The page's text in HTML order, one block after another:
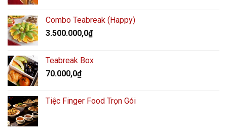
Combo Teabreak (Happy)
3.500.000,0₫
Teabreak Box
70.000,0₫
Tiệc Finger Food Trọn Gói